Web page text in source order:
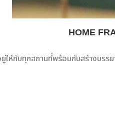
HOME
ให้กับทุกสถานที่พร้อมกับสร้างบ